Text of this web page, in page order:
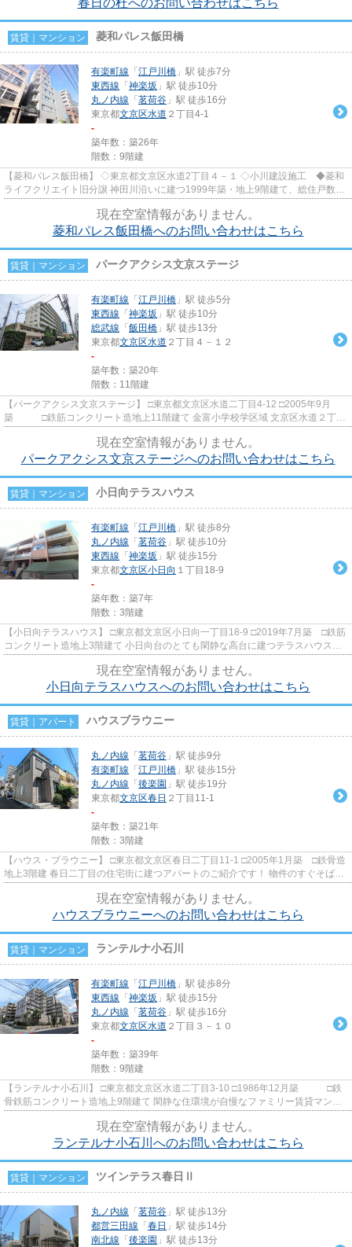
春日の杜へのお問い合わせはこちら
賃貸｜マンション 菱和パレス飯田橋
有楽町線 「 江戸川橋 」駅 徒歩7分
東西線 「 神楽坂 」駅 徒歩10分
丸ノ内線 「 茗荷谷 」駅 徒歩16分
東京都文京区水道 ２丁目4-1
-
築年数：築26年
階数：9階建
【菱和パレス飯田橋】 ◇東京都文京区水道2丁目４－１ ◇小川建設施工 ◆菱和
ライフクリエイト旧分譲 神田川沿いに建つ1999年築・地上9階建て、総住戸数35
現在空室情報がありません。
菱和パレス飯田橋へのお問い合わせはこちら
賃貸｜マンション パークアクシス文京ステージ
有楽町線 「 江戸川橋 」駅 徒歩5分
東西線 「 神楽坂 」駅 徒歩10分
総武線 「 飯田橋 」駅 徒歩13分
東京都文京区水道 ２丁目４－１２
-
築年数：築20年
階数：11階建
【パークアクシス文京ステージ】 □東京都文京区水道二丁目4-12 □2005年9月
築 □鉄筋コンクリート造地上11階建て 金富小学校学区域 文京区水道２丁
現在空室情報がありません。
パークアクシス文京ステージへのお問い合わせはこちら
賃貸｜マンション 小日向テラスハウス
有楽町線 「 江戸川橋 」駅 徒歩8分
丸ノ内線 「 茗荷谷 」駅 徒歩10分
東西線 「 神楽坂 」駅 徒歩15分
東京都文京区小日向 １丁目18-9
-
築年数：築7年
階数：3階建
【小日向テラスハウス】 □東京都文京区小日向一丁目18-9 □2019年7月築 □鉄筋
コンクリート造地上3階建て 小日向台のとても閑静な高台に建つテラスハウスの
現在空室情報がありません。
小日向テラスハウスへのお問い合わせはこちら
賃貸｜アパート ハウスブラウニー
丸ノ内線 「 茗荷谷 」駅 徒歩9分
有楽町線 「 江戸川橋 」駅 徒歩15分
丸ノ内線 「 後楽園 」駅 徒歩19分
東京都文京区春日 ２丁目11-1
-
築年数：築21年
階数：3階建
【ハウス・ブラウニー】 □東京都文京区春日二丁目11-1 □2005年1月築 □鉄骨造
地上3階建 春日二丁目の住宅街に建つアパートのご紹介です！ 物件のすぐそばに
現在空室情報がありません。
ハウスブラウニーへのお問い合わせはこちら
賃貸｜マンション ランテルナ小石川
有楽町線 「 江戸川橋 」駅 徒歩8分
東西線 「 神楽坂 」駅 徒歩15分
丸ノ内線 「 茗荷谷 」駅 徒歩16分
東京都文京区水道 ２丁目３－１０
-
築年数：築39年
階数：9階建
【ランテルナ小石川】 □東京都文京区水道二丁目3-10 □1986年12月築 □鉄
骨鉄筋コンクリート造地上9階建て 閑静な住環境が自慢なファミリー賃貸マンシ
現在空室情報がありません。
ランテルナ小石川へのお問い合わせはこちら
賃貸｜マンション ツインテラス春日Ⅱ
丸ノ内線 「 茗荷谷 」駅 徒歩13分
都営三田線 「 春日 」駅 徒歩14分
南北線 「 後楽園 」駅 徒歩13分